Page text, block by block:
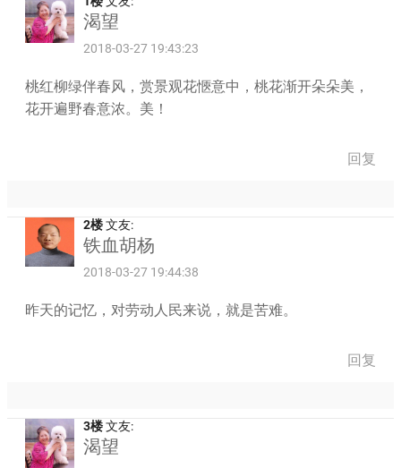
渴望
2018-03-27 19:43:23
桃红柳绿伴春风，赏景观花愜意中，桃花渐开朵朵美，
花开遍野春意浓。美！
回复
2楼文友:
铁血胡杨
2018-03-27 19:44:38
昨天的记忆，对劳动人民来说，就是苦难。
回复
3楼文友:
渴望